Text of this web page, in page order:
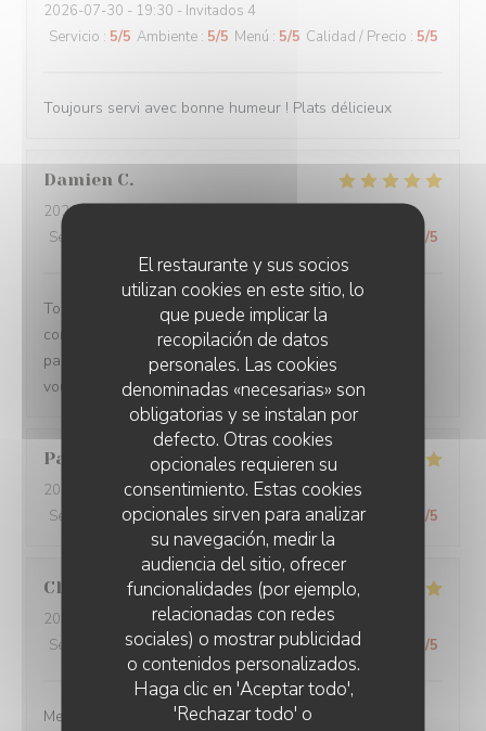
El restaurante y sus socios
utilizan cookies en este sitio, lo
que puede implicar la
recopilación de datos
personales. Las cookies
denominadas «necesarias» son
obligatorias y se instalan por
defecto. Otras cookies
opcionales requieren su
consentimiento. Estas cookies
opcionales sirven para analizar
su navegación, medir la
audiencia del sitio, ofrecer
funcionalidades (por ejemplo,
relacionadas con redes
sociales) o mostrar publicidad
o contenidos personalizados.
Haga clic en 'Aceptar todo',
'Rechazar todo' o
2026-07-30 - 19:30 - Invitados 4
Servicio : 5/5 Ambiente : 5/5 Menú : 5/5 Calidad / Precio : 5/5
Toujours servi avec bonne humeur ! Plats délicieux
Damien C
2026-08-01
Servicio
/5
Toujours un plaisir de venir dans ce restaurant qui
commence toujours par un accueil chaleureux. Tout est
parfait si service à la cuisine. Ne changez rien Merci à
vous
Pascal
2026-07-31 - 20:45 - Invitados 2
Servicio
/5 Ambiente: 5/5 Menú: 5/5 Calidad / Precio /5
Claire
2026-07-30
- 20:30 - Invitados 4
Servicio
/5 Ambiente :5/5 Menú: 5/5 Calidad / Precio /5
Merci pour tout ! La soirée était super avec une très